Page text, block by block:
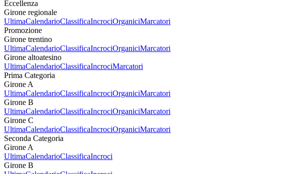
Eccellenza
Girone regionale
UltimaCalendarioClassificaIncrociOrganiciMarcatori
Promozione
Girone trentino
UltimaCalendarioClassificaIncrociOrganiciMarcatori
Girone altoatesino
UltimaCalendarioClassificaIncrociMarcatori
Prima Categoria
Girone A
UltimaCalendarioClassificaIncrociOrganiciMarcatori
Girone B
UltimaCalendarioClassificaIncrociOrganiciMarcatori
Girone C
UltimaCalendarioClassificaIncrociOrganiciMarcatori
Seconda Categoria
Girone A
UltimaCalendarioClassificaIncroci
Girone B